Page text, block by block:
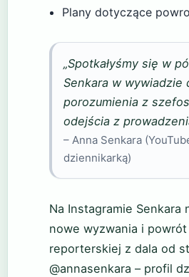
Plany dotyczące
„Spotkałyśmy się w
Senkara w wywiadzie
porozumienia z
odejścia z
– Anna Senkara
dziennikarką)
Na Instagramie Senkara
nowe wyzwania i
reporterskiej z dala od
@annasenkara – profil